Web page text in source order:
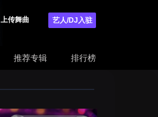
上传舞曲 艺人/DJ入驻
推荐专辑 排行榜